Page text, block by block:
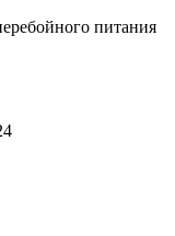
питания